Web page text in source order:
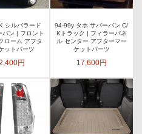
シルバラード
バン | フロント
ローム アフタ
ットパーツ
円
94-99y タホ サバーバン C/
Kトラック | フィラーパネ
ル センター アフターマー
ケットパーツ
17,600円